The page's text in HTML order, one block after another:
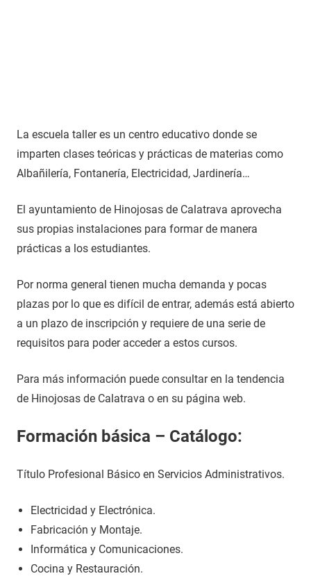
La escuela taller es un centro educativo donde se
imparten clases teóricas y prácticas de materias como
Albañilería, Fontanería, Electricidad, Jardinería…
El ayuntamiento de Hinojosas de Calatrava aprovecha
sus propias instalaciones para formar de manera
prácticas a los estudiantes.
Por norma general tienen mucha demanda y pocas
plazas por lo que es difícil de entrar, además está abierto
a un plazo de inscripción y requiere de una serie de
requisitos para poder acceder a estos cursos.
Para más información puede consultar en la tendencia
de Hinojosas de Calatrava o en su página web.
Formación básica – Catálogo:
Título Profesional Básico en Servicios Administrativos.
Electricidad y Electrónica.
Fabricación y Montaje.
Informática y Comunicaciones.
Cocina y Restauración.